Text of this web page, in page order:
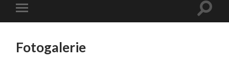
Fotogalerie